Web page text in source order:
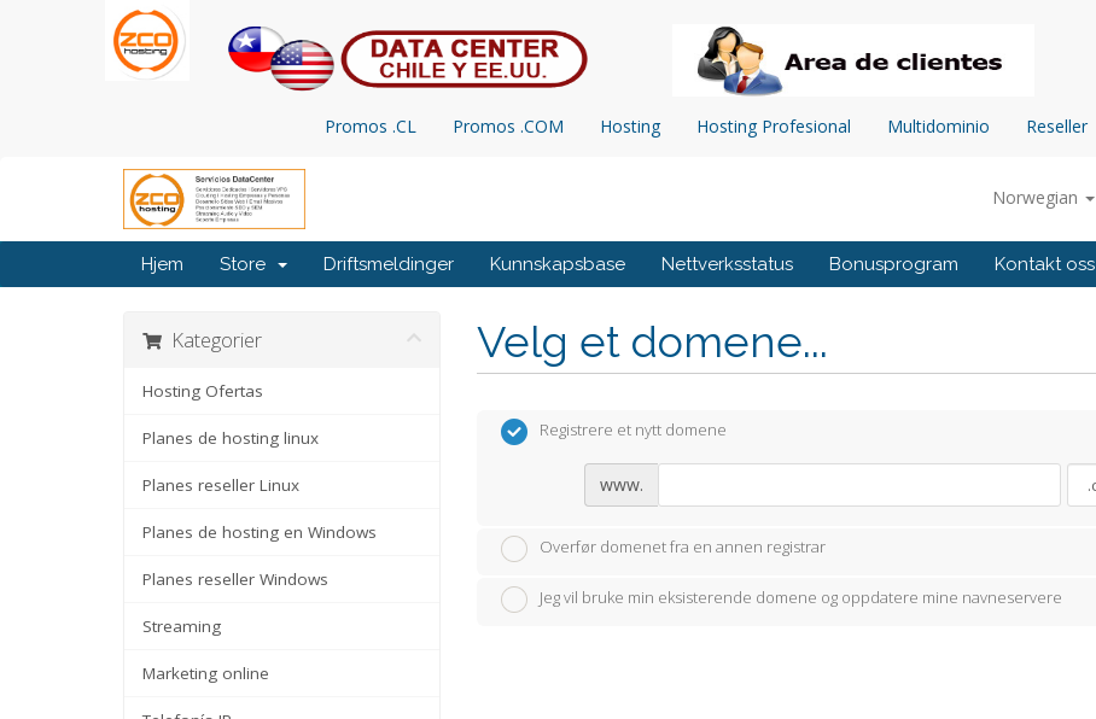
Promos .CL Promos .COM Hosting Hosting Profesional Multidominio Reseller
Norwegian
Hjem Store Driftsmeldinger Kunnskapsbase Nettverksstatus Bonusprogram Kontakt oss
Velg et domene...
Kategorier
Hosting Ofertas
Planes de hosting linux
Planes reseller Linux
Planes de hosting en Windows
Planes reseller Windows
Streaming
Marketing online
Registrere et nytt domene
www.
Overfør domenet fra en annen registrar
Jeg vil bruke min eksisterende domene og oppdatere mine navneservere